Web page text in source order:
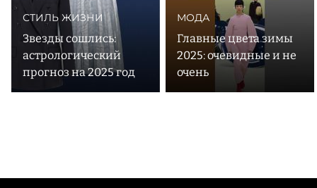
СТИЛЬ ЖИЗНИ
Звезды сошлись:
астрологический
прогноз на 2025 год
МОДА
Главные цвета зимы
2025: очевидные и не
очень